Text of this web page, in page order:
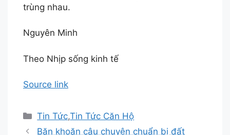
trùng nhau.
Nguyên Minh
Theo Nhịp sống kinh tế
Source link
Danh
mục
Tin Tức,Tin Tức Căn Hộ
Băn khoăn câu chuyện chuẩn bị đất